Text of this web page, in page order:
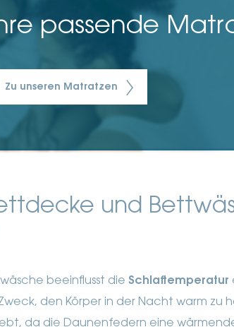
passende
Zu unseren Matratzen
und
beeinflusst die Schlaftemperatur
den Körper in der Nacht warm zu
da die Daunenfedern eine